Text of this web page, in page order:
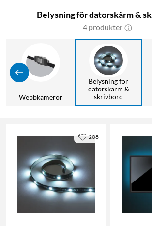
Belysning för datorskärm &
4 produkter
Webbkameror
Belysning för
datorskärm &
skrivbord
208